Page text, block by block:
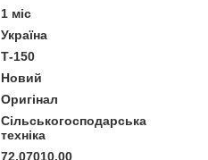
1 міс
Україна
Т-150
Новий
Оригінал
Сільськогосподарська
техніка
72.07010.00